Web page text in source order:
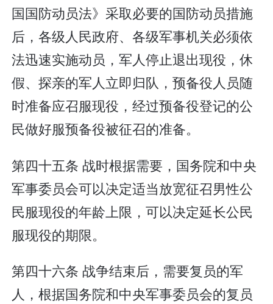
国国防动员法》采取必要的国防动员措施
后，各级人民政府、各级军事机关必须依
法迅速实施动员，军人停止退出现役，休
假、探亲的军人立即归队，预备役人员随
时准备应召服现役，经过预备役登记的公
民做好服预备役被征召的准备。
第四十五条 战时根据需要，国务院和中央
军事委员会可以决定适当放宽征召男性公
民服现役的年龄上限，可以决定延长公民
服现役的期限。
第四十六条 战争结束后，需要复员的军
人，根据国务院和中央军事委员会的复员